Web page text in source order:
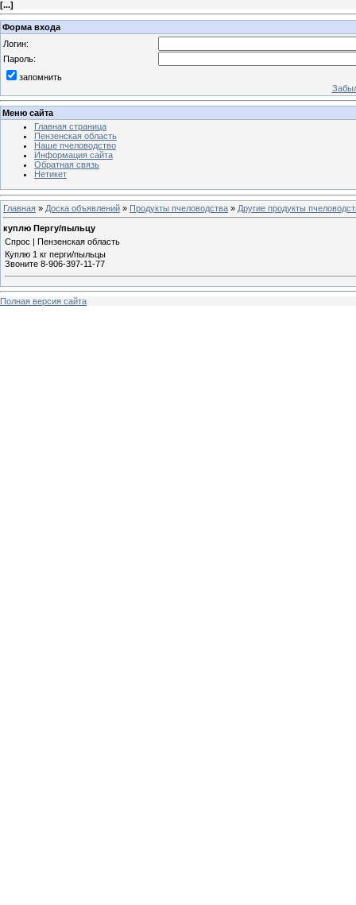
[...]
Форма входа
Логин:
Пароль:
запомнить
Меню сайта
Главная страница
Пензенская область
Наше пчеловодство
Информация сайта
Обратная связь
Нетикет
Главная » Доска объявлений » Продукты пчеловодства » Другие продукты
куплю Пергу/пыльцу
Спрос | Пензенская область
Куплю 1 кг перги/пыльцы
Звоните 8-906-397-11-77
Полная версия сайта